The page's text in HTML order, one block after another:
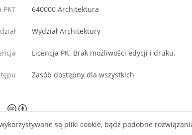
PKT 640000 Architektura
Wydział Architektury
Licencja PK. Brak możliwości edycji i druku.
Zasób dostępny dla wszystkich
site is licensed under a Creative Commons
są pliki cookie, bądź podobne